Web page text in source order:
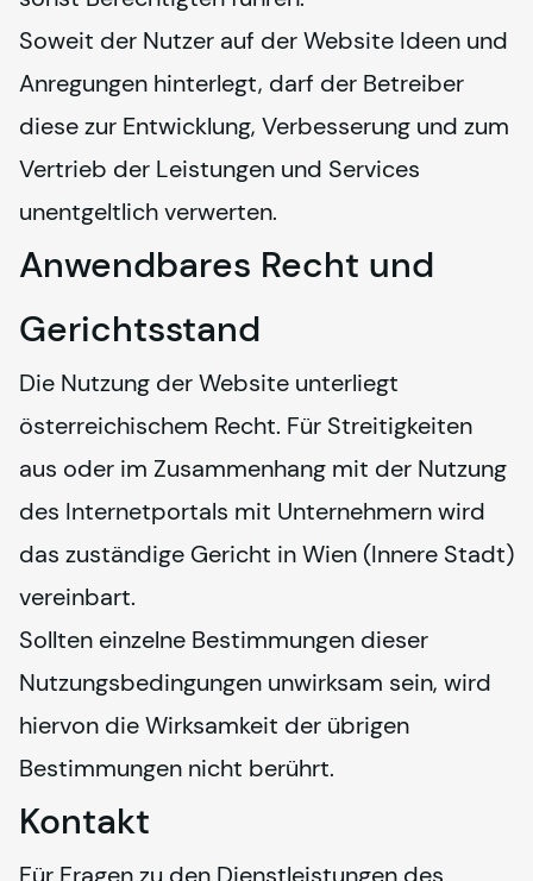
Soweit der Nutzer auf der Website Ideen und
Anregungen hinterlegt, darf der Betreiber
diese zur Entwicklung, Verbesserung und zum
Vertrieb der Leistungen und Services
unentgeltlich verwerten.
Anwendbares Recht und
Gerichtsstand
Die Nutzung der Website unterliegt
österreichischem Recht. Für Streitigkeiten
aus oder im Zusammenhang mit der Nutzung
des Internetportals mit Unternehmern wird
das zuständige Gericht in Wien (Innere Stadt)
vereinbart.
Sollten einzelne Bestimmungen dieser
Nutzungsbedingungen unwirksam sein, wird
hiervon die Wirksamkeit der übrigen
Bestimmungen nicht berührt.
Kontakt